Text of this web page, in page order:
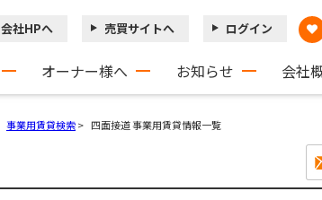
会社HPへ 売買サイトへ ログイン
オーナー様へ お知らせ 会社
事業用賃貸検索> 四面接道 事業用賃貸情報一覧